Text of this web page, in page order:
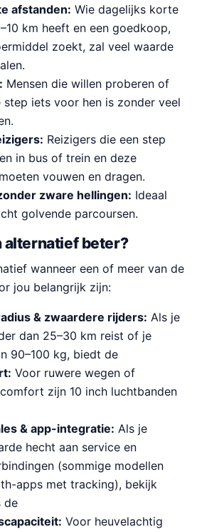
afstanden: Wie dagelijks korte
km heeft en een goedkoop,
zoekt, zal veel waarde
Mensen die willen proberen of
step iets voor hen is zonder veel
Reizigers die een step
in bus of trein en deze
vouwen en dragen.
zware hellingen: Ideaal
golvende parcoursen.
alternatief beter?
wanneer een of meer van de
jou belangrijk zijn:
& zwaardere rijders: Als je
dan 25–30 km reist of je
90–100 kg, biedt de
Voor ruwere wegen of
zijn 10 inch luchtbanden
& app-integratie: Als je
hecht aan service en
(sommige modellen
apps met tracking), bekijk
de
Voor heuvelachtig